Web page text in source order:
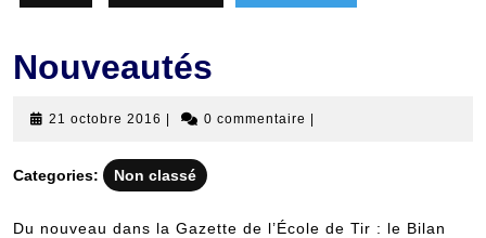
Nouveautés
21 octobre 2016 21
2016
0 commentaire
Categories: Non classé
Du nouveau dans la Gazette de l’École de Tir : le Bilan